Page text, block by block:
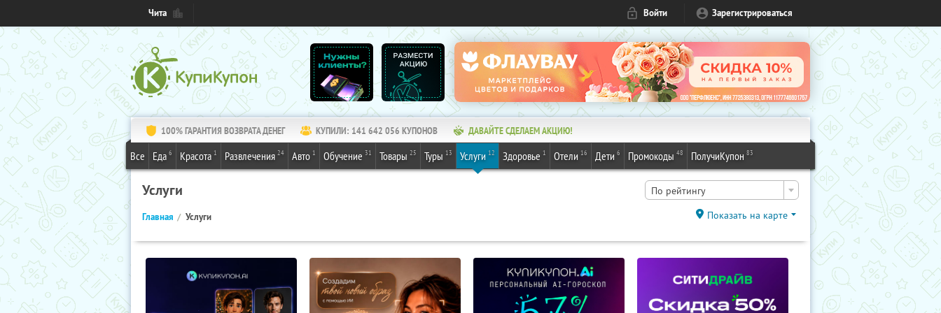
Чита Войти Зарегистрироваться
100% ГАРАНТИЯ ВОЗВРАТА ДЕНЕГ КУПИЛИ: 141 642 056 КУПОНОВ ДАВАЙТЕ СДЕЛАЕМ АКЦИЮ!
Все Еда 6 Красота 1 Развлечения 24 Авто 1 Обучение 31 Товары 25 Туры 13 Услуги 12 Здоровье 1 Отели 16 Дети 6 Промокоды 48 ПолучиКупон 83
Услуги По рейтингу
Главная Услуги Показать на карте